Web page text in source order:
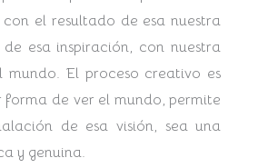
el resultado de esa nuestra
esa inspiración, con nuestra
mundo. El proceso creativo es
forma de ver el mundo, permite
de esa visión, sea una
y genuina.